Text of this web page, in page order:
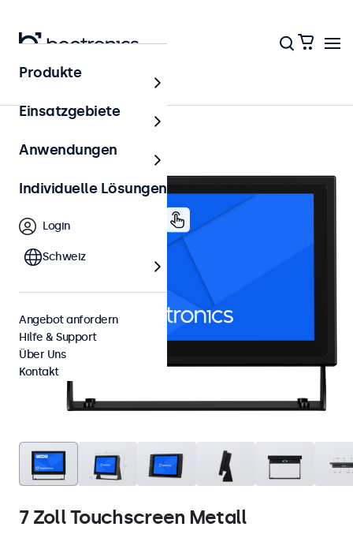
7 Zoll Touchscreen Metall
Produkte
Einsatzgebiete
Anwendungen
Individuelle Lösungen
Login
Schweiz
Angebot anfordern
Hilfe & Support
Über Uns
Kontakt